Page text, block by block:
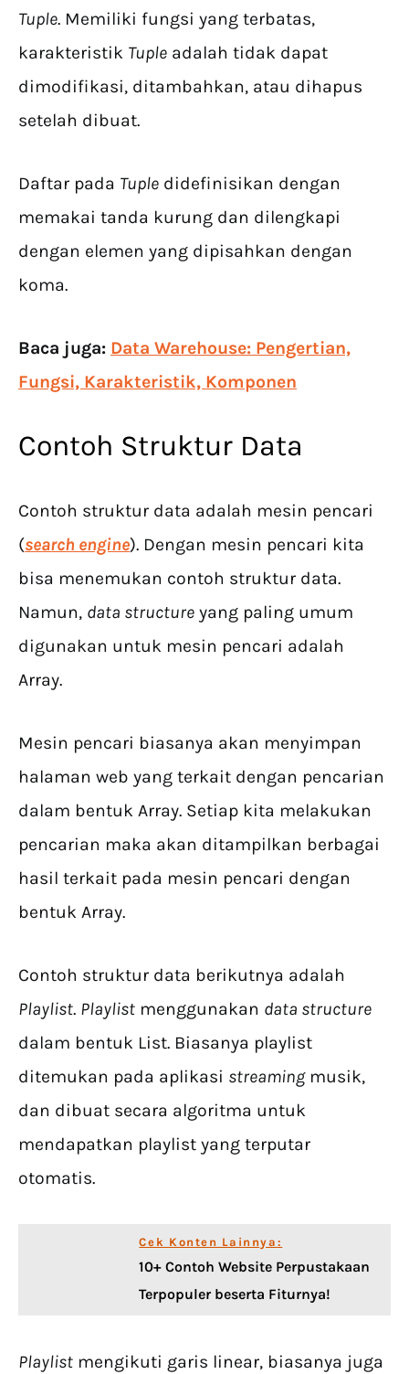
Tuple. Memiliki fungsi yang terbatas,
karakteristik Tuple adalah tidak dapat
dimodifikasi, ditambahkan, atau dihapus
setelah dibuat.
Daftar pada Tuple didefinisikan dengan
memakai tanda kurung dan dilengkapi
dengan elemen yang dipisahkan dengan
koma.
Baca juga: Data Warehouse: Pengertian,
Fungsi, Karakteristik, Komponen
Contoh Struktur Data
Contoh struktur data adalah mesin pencari
(search engine). Dengan mesin pencari kita
bisa menemukan contoh struktur data.
Namun, data structure yang paling umum
digunakan untuk mesin pencari adalah
Array.
Mesin pencari biasanya akan menyimpan
halaman web yang terkait dengan pencarian
dalam bentuk Array. Setiap kita melakukan
pencarian maka akan ditampilkan berbagai
hasil terkait pada mesin pencari dengan
bentuk Array.
Contoh struktur data berikutnya adalah
Playlist. Playlist menggunakan data structure
dalam bentuk List. Biasanya playlist
ditemukan pada aplikasi streamingmusik,
dan dibuat secara algoritma untuk
mendapatkan playlist yang terputar
otomatis.
Cek Konten Lainnya:
10+ Contoh Website Perpustakaan
Terpopuler beserta Fiturnya!
Playlist mengikuti garis linear, biasanya juga